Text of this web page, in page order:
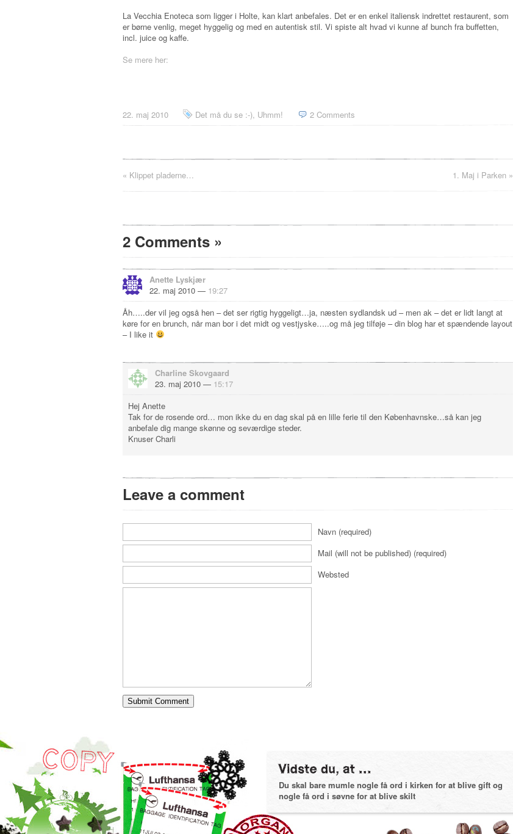
La Vecchia Enoteca som ligger i Holte, kan klart anbefales. Det er en enkel italiensk indrettet restaurent, som
er børne venlig, meget hyggelig og med en autentisk stil. Vi spiste alt hvad vi kunne af bunch fra buffetten,
incl. juice og kaffe.
Se mere her:
22. maj 2010 Det må du se :-), Uhmm! 2 Comments
« Klippet pladerne… 1. Maj i Parken »
2 Comments »
Anette Lyskjær
22. maj 2010 — 19:27
Åh…..der vil jeg også hen – det ser rigtig hyggeligt…ja, næsten sydlandsk ud – men ak – det er lidt langt at
køre for en brunch, når man bor i det midt og vestjyske…..og må jeg tilføje – din blog har et spændende layout
– I like it
Charline Skovgaard
23. maj 2010 — 15:17
Hej Anette
Tak for de rosende ord… mon ikke du en dag skal på en lille ferie til den Københavnske…så kan jeg
anbefale dig mange skønne og seværdige steder.
Knuser Charli
Leave a comment
Navn (required)
Mail (will not be published) (required)
Websted
Du skal bare mumle nogle få ord i kirken for at blive gift og
nogle få ord i søvne for at blive skilt